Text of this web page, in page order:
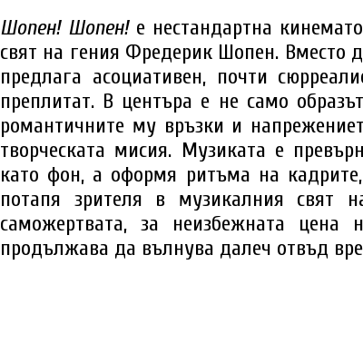
Шопен! Шопен!е нестандартна
свят на гения Фредерик Шопен. Вместо
предлага асоциативен, почти
преплитат. В центъра е не само
романтичните му връзки и
творческата мисия. Музиката е
като фон, а оформя ритъма на
потапя зрителя в музикалния свят
саможертвата, за неизбежната цена
продължава да вълнува далеч отвъд